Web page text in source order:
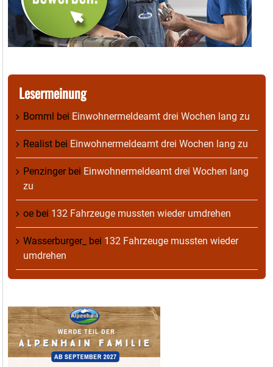
Lesermeinung
Bomml bei Einwohnermeldeamt drei Wochen lang zu
Realist bei Einwohnermeldeamt drei Wochen lang zu
Penzingerbei Einwohnermeldeamt drei Wochen lang
zu
oe bei 132 Fahrzeuge mussten wieder umdrehen
Wasserburger_ bei 132 Fahrzeuge mussten wieder
umdrehen